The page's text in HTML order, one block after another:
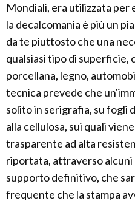
Mondiali, era utilizzata
la decalcomania è più un
da te piuttosto che una
qualsiasi tipo di superficie,
porcellana, legno,
tecnica prevede che
solito in serigrafia, su fogli
alla cellulosa, sui quali
trasparente ad alta
riportata, attraverso alcuni
supporto definitivo, che
frequente che la stampa